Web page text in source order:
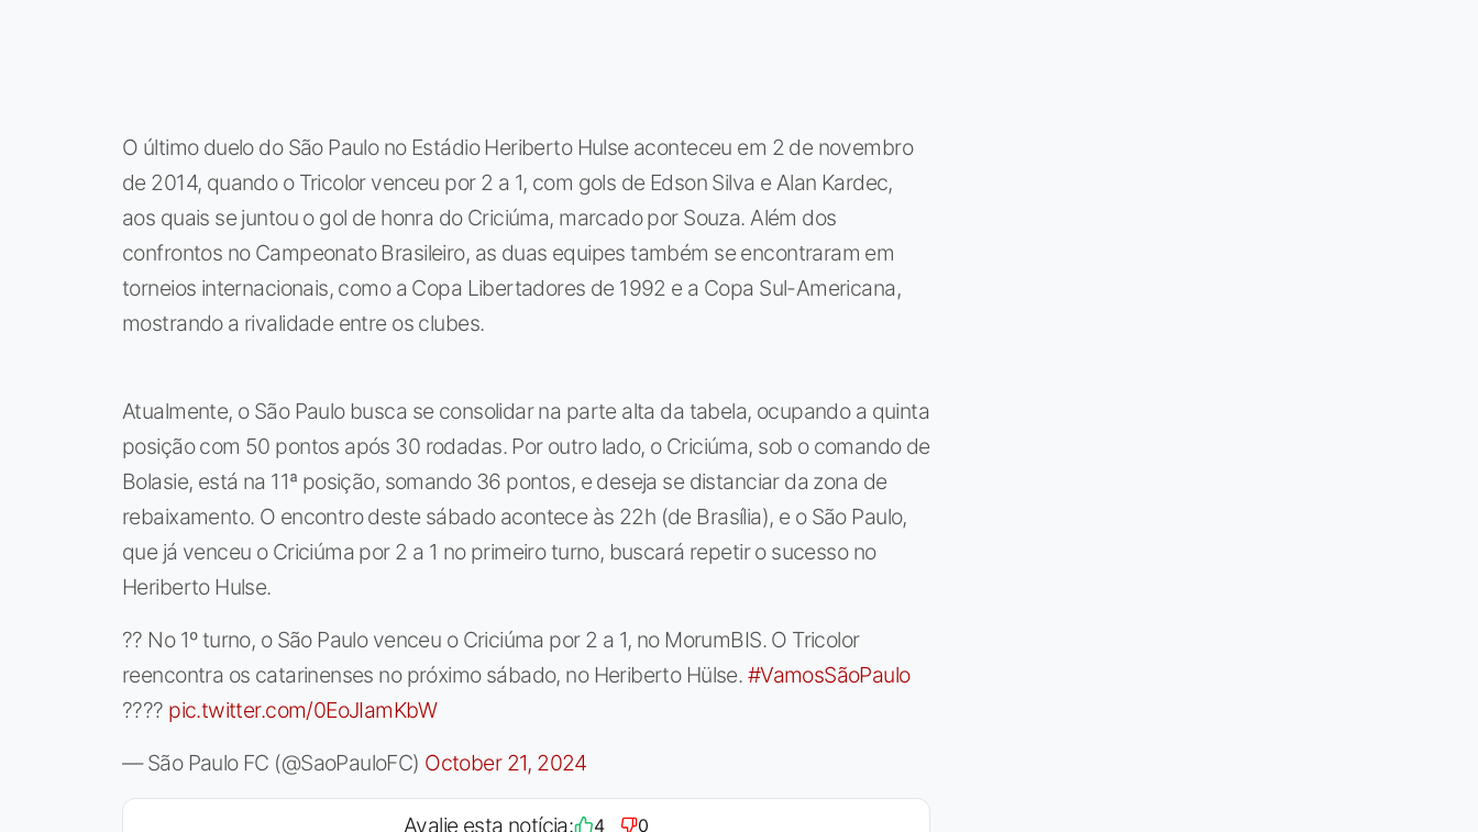
O último duelo do São Paulo no Estádio Heriberto Hulse aconteceu em 2 de novembro
de 2014, quando o Tricolor venceu por 2 a 1, com gols de Edson Silva e Alan Kardec,
aos quais se juntou o gol de honra do Criciúma, marcado por Souza. Além dos
confrontos no Campeonato Brasileiro, as duas equipes também se encontraram em
torneios internacionais, como a Copa Libertadores de 1992 e a Copa Sul-Americana,
mostrando a rivalidade entre os clubes.
Atualmente, o São Paulo busca se consolidar na parte alta da tabela, ocupando a quinta
posição com 50 pontos após 30 rodadas. Por outro lado, o Criciúma, sob o comando de
Bolasie, está na 11ª posição, somando 36 pontos, e deseja se distanciar da zona de
rebaixamento. O encontro deste sábado acontece às 22h (de Brasília), e o São Paulo,
que já venceu o Criciúma por 2 a 1 no primeiro turno, buscará repetir o sucesso no
Heriberto Hulse.
?? No 1º turno, o São Paulo venceu o Criciúma por 2 a 1, no MorumBIS. O Tricolor
reencontra os catarinenses no próximo sábado, no Heriberto Hülse. #VamosSãoPaulo
???? pic.twitter.com/0EoJIamKbW
— São Paulo FC (@SaoPauloFC) October 21, 2024
Avalie esta notícia: 4 0